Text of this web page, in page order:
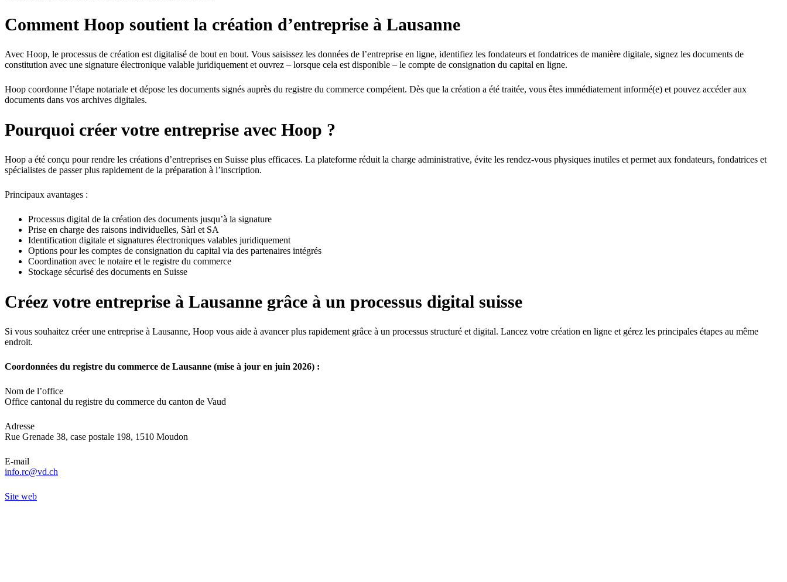
Comment Hoop soutient la création d’entreprise à Lausanne
Avec Hoop, le processus de création est digitalisé de bout en bout. Vous saisissez les données de l’entreprise en ligne, identifiez les fondateurs et fondatrices de manière digitale, signez les documents de
constitution avec une signature électronique valable juridiquement et ouvrez – lorsque cela est disponible – le compte de consignation du capital en ligne.
Hoop coordonne l’étape notariale et dépose les documents signés auprès du registre du commerce compétent. Dès que la création a été traitée, vous êtes immédiatement informé(e) et pouvez accéder aux
documents dans vos archives digitales.
Pourquoi créer votre entreprise avec Hoop ?
Hoop a été conçu pour rendre les créations d’entreprises en Suisse plus efficaces. La plateforme réduit la charge administrative, évite les rendez-vous physiques inutiles et permet aux fondateurs, fondatrices et
spécialistes de passer plus rapidement de la préparation à l’inscription.
Principaux avantages :
Processus digital de la création des documents jusqu’à la signature
Prise en charge des raisons individuelles, Sàrl et SA
Identification digitale et signatures électroniques valables juridiquement
Options pour les comptes de consignation du capital via des partenaires intégrés
Coordination avec le notaire et le registre du commerce
Stockage sécurisé des documents en Suisse
Créez votre entreprise à Lausanne grâce à un processus digital suisse
Si vous souhaitez créer une entreprise à Lausanne, Hoop vous aide à avancer plus rapidement grâce à un processus structuré et digital. Lancez votre création en ligne et gérez les principales étapes au même
endroit.
Coordonnées du registre du commerce de Lausanne (mise à jour en juin 2026) :
Nom de l’office
Office cantonal du registre du commerce du canton de Vaud
Adresse
Rue Grenade 38, case postale 198, 1510 Moudon
E-mail
info.rc@vd.ch
Site web